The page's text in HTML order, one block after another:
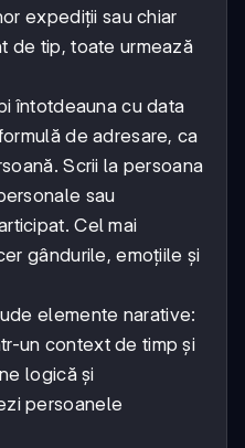
expediții sau chiar
de tip, toate urmează
întotdeauna cu data
de adresare, ca
Scrii la persoana
sau
Cel mai
gândurile, emoțiile și
elemente narative:
un context de timp și
logică și
persoanele